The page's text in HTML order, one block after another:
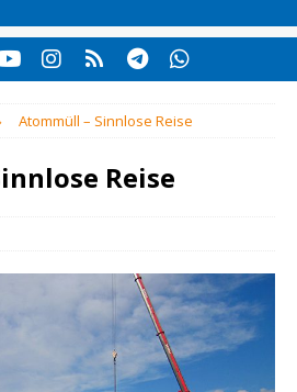
Atommüll – Sinnlose Reise
Reise